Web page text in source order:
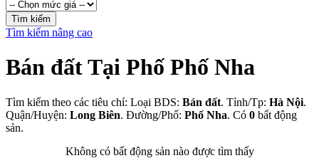
Tìm kiếm nâng cao
Bán đất Tại Phố Phố Nha
Tìm kiếm theo các tiêu chí: Loại BDS: Bán đất. Tỉnh/Tp: Hà Nội.
Quận/Huyện: Long Biên. Đường/Phố: Phố Nha. Có 0 bất động
sản.
Không có bất động sản nào được tìm thấy